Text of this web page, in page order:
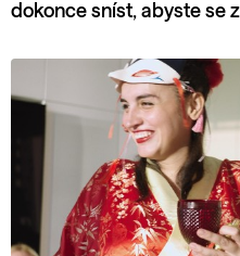
dokonce sníst, abyste se